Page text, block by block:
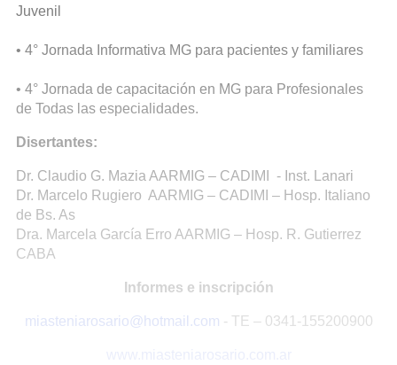
Juvenil
• 4° Jornada Informativa MG para pacientes y familiares
• 4° Jornada de capacitación en MG para Profesionales
de Todas las especialidades.
Disertantes:
Dr. Claudio G. Mazia AARMIG – CADIMI - Inst. Lanari
Dr. Marcelo Rugiero AARMIG – CADIMI – Hosp. Italiano
de Bs. As
Dra. Marcela García Erro AARMIG – Hosp. R. Gutierrez
CABA
Informes e inscripción
miasteniarosario@hotmail.com - TE – 0341-155200900